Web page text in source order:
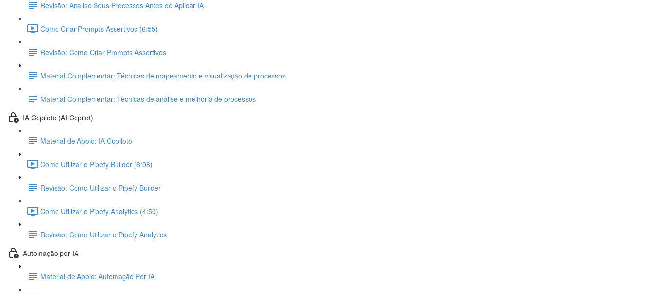
Revisão: Analise Seus Processos Antes de Aplicar IA
Como Criar Prompts Assertivos (6:55)
Revisão: Como Criar Prompts Assertivos
Material Complementar: Técnicas de mapeamento e visualização de processos
Material Complementar: Técnicas de análise e melhoria de processos
IA Copiloto (AI Copilot)
Material de Apoio: IA Copiloto
Como Utilizar o Pipefy Builder (6:08)
Revisão: Como Utilizar o Pipefy Builder
Como Utilizar o Pipefy Analytics (4:50)
Revisão: Como Utilizar o Pipefy Analytics
Automação por IA
Material de Apoio: Automação Por IA